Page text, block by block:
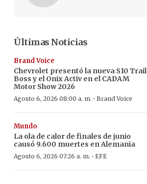
Últimas Noticias
Brand Voice
Chevrolet presentó la nueva S10 Trail
Boss y el Onix Activ en el CADAM
Motor Show 2026
Agosto 6, 2026 08:00 a. m. · Brand Voice
Mundo
La ola de calor de finales de junio
causó 9.600 muertes en Alemania
Agosto 6, 2026 07:26 a. m. · EFE